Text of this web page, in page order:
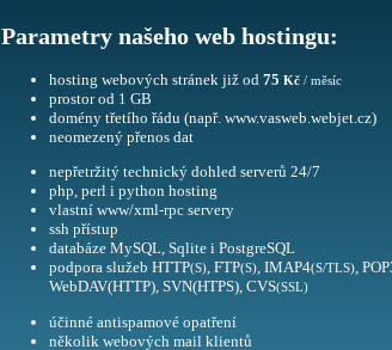
Parametry našeho web hostingu:
hosting webových stránek již od 75 Kč / měsíc
prostor od 1 GB
domény třetího řádu (např. www.vasweb.webjet.cz)
neomezený přenos dat
nepřetržitý technický dohled serverů 24/7
php, perl i python hosting
vlastní www/xml-rpc servery
ssh přístup
databáze MySQL, Sqlite i PostgreSQL
podpora služeb HTTP(S), FTP(S), IMAP4(S/TLS),
WebDAV(HTTP), SVN(HTPS), CVS(SSL)
účinné antispamové opatření
několik webových mail klientů